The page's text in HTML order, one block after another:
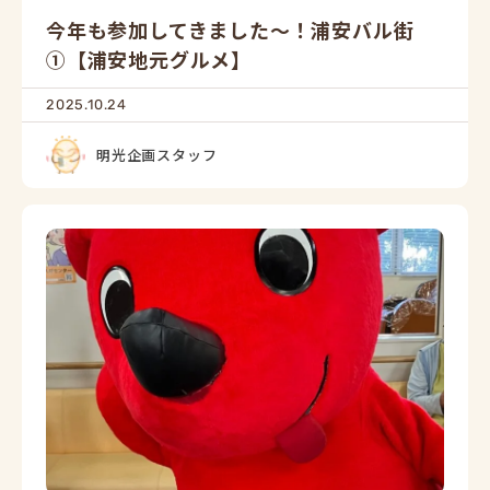
今年も参加してきました～！浦安バル街
①【浦安地元グルメ】
2025.10.24
明光企画スタッフ